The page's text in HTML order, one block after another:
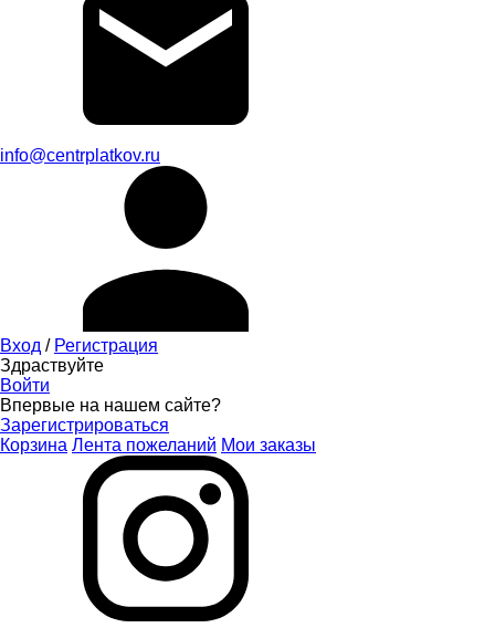
info@centrplatkov.ru
Вход / Регистрация
Здраствуйте
Войти
Впервые на нашем сайте?
Зарегистрироваться
Корзина Лента пожеланий Мои заказы